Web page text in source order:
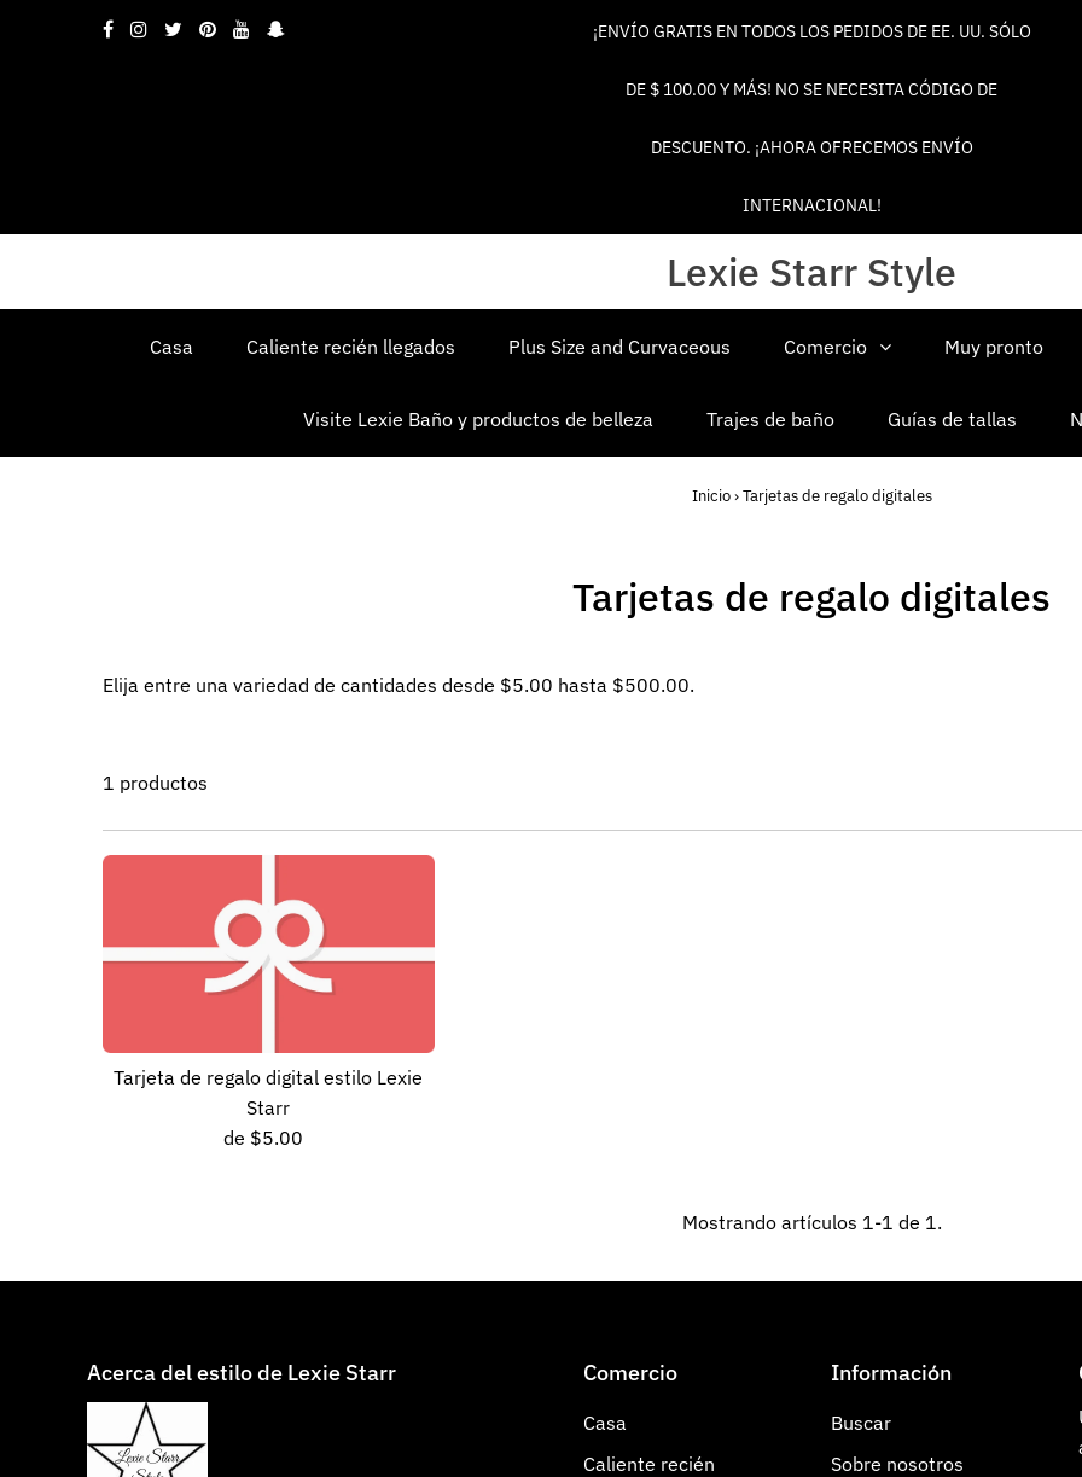
¡ENVÍO GRATIS EN TODOS LOS PEDIDOS DE EE. UU. SÓLO
DE $ 100.00 Y MÁS! NO SE NECESITA CÓDIGO DE
DESCUENTO. ¡AHORA OFRECEMOS ENVÍO
INTERNACIONAL!
Lexie Starr Style
Casa Caliente recién llegados Plus Size and Curvaceous Comercio Muy pronto
Visite Lexie Baño y productos de belleza Trajes de baño Guías de tallas
Inicio › Tarjetas de regalo digitales
Tarjetas de regalo digitales
Elija entre una variedad de cantidades desde $5.00 hasta $500.00.
1 productos
Tarjeta de regalo digital estilo Lexie
Starr
Precio
de $5.00
Mostrando artículos 1-1 de 1.
Acerca del estilo de Lexie Starr Comercio
Casa
Caliente recién
Información
Buscar
Sobre nosotros